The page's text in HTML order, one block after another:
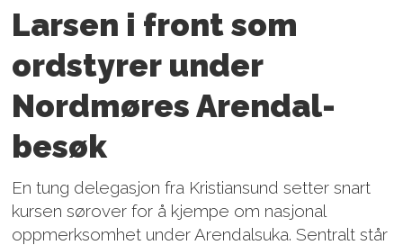
Larsen i front som
ordstyrer under
Nordmøres Arendal-
besøk
En tung delegasjon fra Kristiansund setter snart
kursen sørover for å kjempe om nasjonal
oppmerksomhet under Arendalsuka. Sentralt står